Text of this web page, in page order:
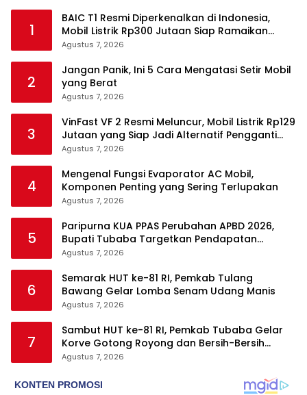
1
BAIC T1 Resmi Diperkenalkan di Indonesia,
Mobil Listrik Rp300 Jutaan Siap Ramaikan
Pasar EV
Agustus 7, 2026
2
Jangan Panik, Ini 5 Cara Mengatasi Setir Mobil
yang Berat
Agustus 7, 2026
3
VinFast VF 2 Resmi Meluncur, Mobil Listrik Rp129
Jutaan yang Siap Jadi Alternatif Pengganti
Motor
Agustus 7, 2026
4
Mengenal Fungsi Evaporator AC Mobil,
Komponen Penting yang Sering Terlupakan
Agustus 7, 2026
5
Paripurna KUA PPAS Perubahan APBD 2026,
Bupati Tubaba Targetkan Pendapatan
Daerah Rp820,3 Miliar
Agustus 7, 2026
6
Semarak HUT ke-81 RI, Pemkab Tulang
Bawang Gelar Lomba Senam Udang Manis
Agustus 7, 2026
7
Sambut HUT ke-81 RI, Pemkab Tubaba Gelar
Korve Gotong Royong dan Bersih-Bersih
Serentak
Agustus 7, 2026